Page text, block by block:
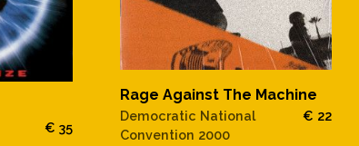
€ 35
Rage Against The Machine
Democratic National
Convention 2000
€ 22